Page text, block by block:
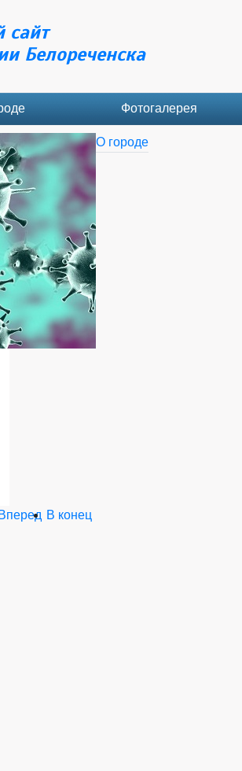
сайт
Белореченска
Фотогалерея
О городе
Вперед В конец